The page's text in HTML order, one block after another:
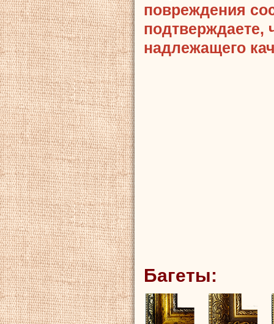
повреждения
подтверждаете,
надлежащего
Багеты: